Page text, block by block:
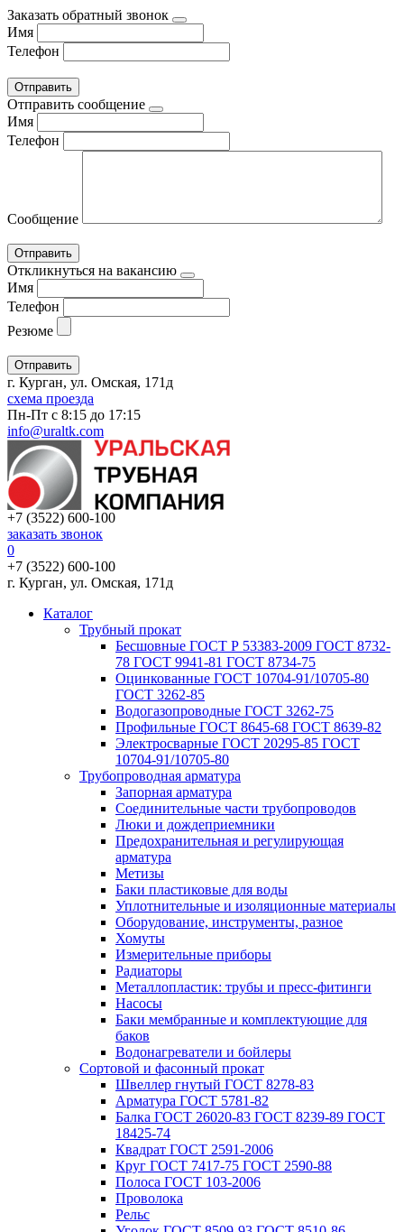
Заказать обратный звонок
Имя
Телефон
Отправить сообщение
Имя
Телефон
Сообщение
Откликнуться на вакансию
Имя
Телефон
Резюме
г. Курган, ул. Омская, 171д
схема проезда
Пн-Пт с 8:15 до 17:15
info@uraltk.com
+7 (3522) 600-100
заказать звонок
0
+7 (3522) 600-100
г. Курган, ул. Омская, 171д
Каталог
Трубный прокат
Беcшовные ГОСТ Р 53383-2009 ГОСТ 8732-
78 ГОСТ 9941-81 ГОСТ 8734-75
Оцинкованные ГОСТ 10704-91/10705-80
ГОСТ 3262-85
Водогазопроводные ГОСТ 3262-75
Профильные ГОСТ 8645-68 ГОСТ 8639-82
Электросварные ГОСТ 20295-85 ГОСТ
10704-91/10705-80
Трубопроводная арматура
Запорная арматура
Соединительные части трубопроводов
Люки и дождеприемники
Предохранительная и регулирующая
арматура
Метизы
Баки пластиковые для воды
Уплотнительные и изоляционные материалы
Оборудование, инструменты, разное
Хомуты
Измерительные приборы
Радиаторы
Металлопластик: трубы и пресс-фитинги
Насосы
Баки мембранные и комплектующие для
баков
Водонагреватели и бойлеры
Сортовой и фасонный прокат
Швеллер гнутый ГОСТ 8278-83
Арматура ГОСТ 5781-82
Балка ГОСТ 26020-83 ГОСТ 8239-89 ГОСТ
18425-74
Квадрат ГОСТ 2591-2006
Круг ГОСТ 7417-75 ГОСТ 2590-88
Полоса ГОСТ 103-2006
Проволока
Рельс